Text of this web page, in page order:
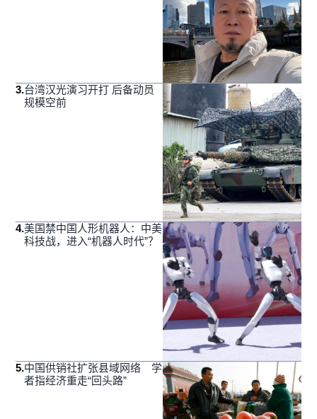
3.台湾汉光演习开打 后备动员
规模空前
4.美国禁中国人形机器人：中美
科技战，进入“机器人时代”？
5.中国供销社扩张县域网络 学
者指经济重走“回头路”